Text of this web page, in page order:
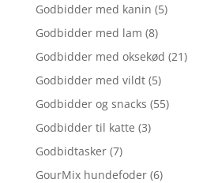
Godbidder med kanin (5)
Godbidder med lam (8)
Godbidder med oksekød (21)
Godbidder med vildt (5)
Godbidder og snacks (55)
Godbidder til katte (3)
Godbidtasker (7)
GourMix hundefoder (6)